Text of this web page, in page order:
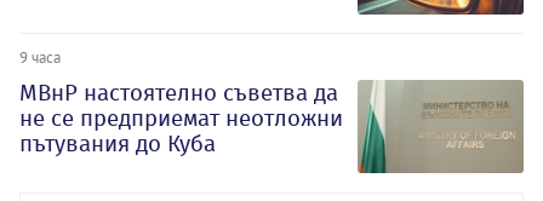
9 часа
МВнР настоятелно съветва да
не се предприемат неотложни
пътувания до Куба